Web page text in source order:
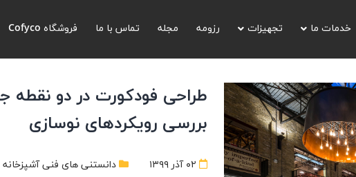
خدمات ما تجهیزات رزومه مجله تماس با ما فروشگاه Cofyco
طراحی فودکورت در دو نقطه
بررسی رویکردهای نوسازی
۰۲ آذر ۱۳۹۹ دانستنی های فنی آشپزخانه